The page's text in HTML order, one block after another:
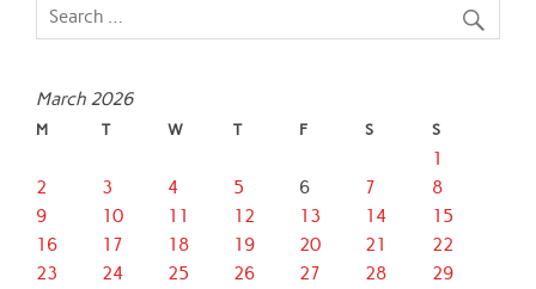
March 2026
M T W T F S S
1
2
3 4 5 6 7
8
9
10 11 12 13 14
15
16
17 18 19 20 21
22
23
24 25 26 27 28
29